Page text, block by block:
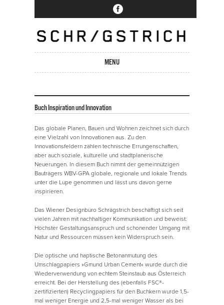
MENU
Buch Inspiration und Innovation
Das globale Planen, Bauen und Wohnen zeichnet sich durch
eine Vielzahl von Innovationen aus. Zu den
Innovationsfeldern zählen technische Errungenschaften,
aber auch soziale, kulturelle und stadtplanerische
Neuerungen. In diesem Buch nimmt der gemeinnützigen
Bauträgers WBV-GPA globale, regionale und lokale Trends
unter die Lupe genommen und lässt uns davon gerne
inspirieren.
Das Wiener Designbüro Schrägstrich beschäftigt sich seit
vielen Jahren mit nachhaltiger Kommunikation und beweist:
Höchster Gestaltungsanspruch und schonender Umgang mit
Natur und Ressourcen müssen kein Widerspruch sein.
Die optische und haptische Betonanmutung des
Umschlagpapiers »Gmund Urban Cement« wurde durch die
Wiederverwendung von echtem Steinstaub aus Österreich
erreicht. Bei der Herstellung des (ebenfalls FSC®-
zertifizierten) Recyclingpapiers für den Buchkern wurde 1,5-
mal weniger Energie und 2,5-mal weniger Wasser als bei